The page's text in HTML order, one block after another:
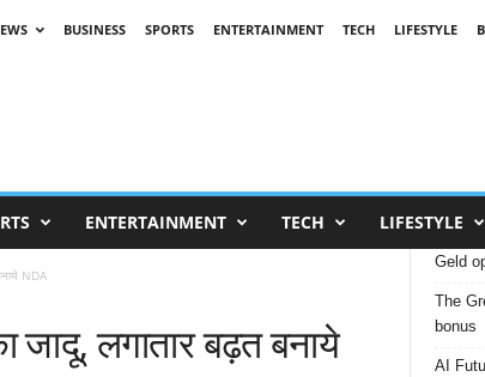
BUSINESS SPORTS ENTERTAINMENT TECH LIFESTYLE
ENTERTAINMENT TECH LIFESTYLE
NDA
जादू, लगातार बढ़त बनाये
Geld
The
bonus
AI